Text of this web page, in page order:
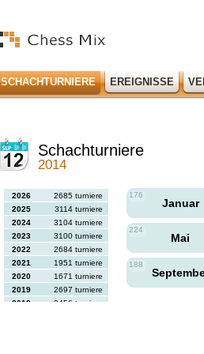
SCHACHTURNIERE EREIGNISSE
Schachturniere
2014
2026
2685 turniere
2025
3114 turniere
2024
3104 turniere
2023
3100 turniere
2022
2684 turniere
2021
1951 turniere
2020
1671 turniere
2019
2697 turniere
2018
2456 turniere
176
Januar
224
Mai
188